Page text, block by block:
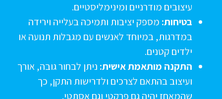
עיצובים מודרניים ומינימליסטיים.
בטיחות:מספק יציבות ותמיכה בעלייה וירידה
במדרגות, במיוחד לאנשים עם מגבלות תנועה או
ילדים קטנים.
התקנה מותאמת אישית:ניתן לבחור גובה, אורך
ועיצוב בהתאם לצרכים ולדרישות התקן, כך
שהמאחז יהיה גם פרקטי וגם אסתטי.